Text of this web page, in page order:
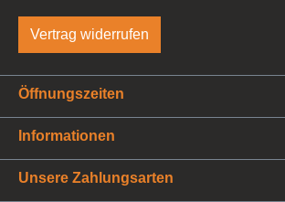
Vertrag widerrufen
Öffnungszeiten
Informationen
Unsere Zahlungsarten